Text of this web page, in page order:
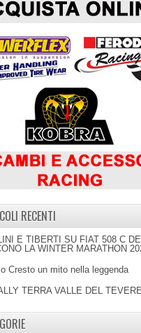
RECENTI
E TIBERTI SU FIAT 508 C
LA WINTER MARATHON
Cresto un mito nella leggenda
TERRA VALLE DEL